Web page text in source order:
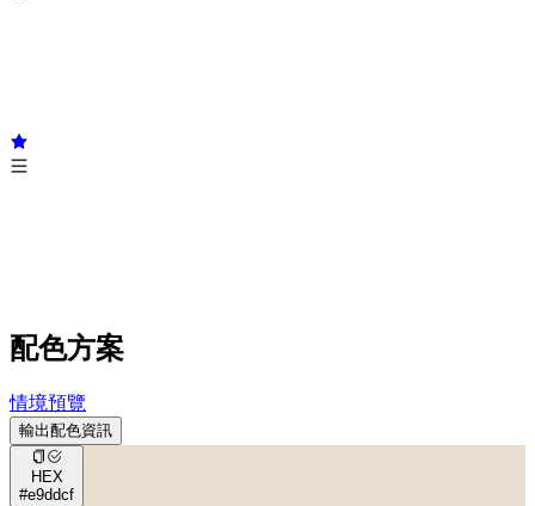
配色方案
情境預覽
輸出配色資訊
HEX
#e9ddcf